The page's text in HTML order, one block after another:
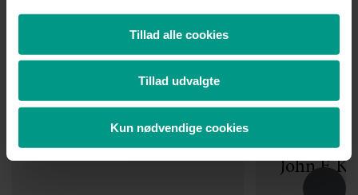
Tillad alle cookies
Tillad udvalgte
Kun nødvendige cookies
14.07.2026
HjulmandKaptain
rådgiver Nordiccraft &
Kreaværket
rådgiver
John F.